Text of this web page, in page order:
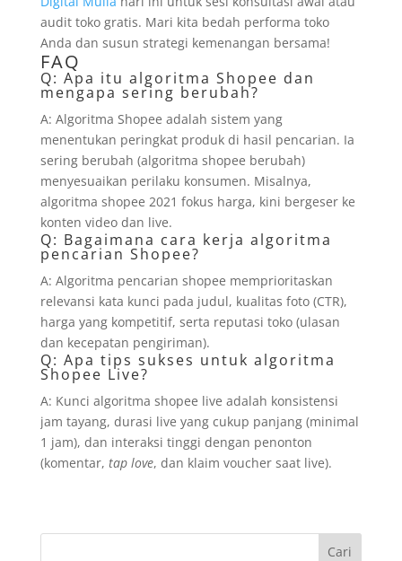
audit toko gratis. Mari kita bedah performa toko
Anda dan susun strategi kemenangan bersama!
FAQ
Q: Apa itu algoritma Shopee dan
mengapa sering berubah?
A: Algoritma Shopee adalah sistem yang
menentukan peringkat produk di hasil pencarian. Ia
sering berubah (algoritma shopee berubah)
menyesuaikan perilaku konsumen. Misalnya,
algoritma shopee 2021 fokus harga, kini bergeser ke
konten video dan live.
Q: Bagaimana cara kerja algoritma
pencarian Shopee?
A: Algoritma pencarian shopee memprioritaskan
relevansi kata kunci pada judul, kualitas foto (CTR),
harga yang kompetitif, serta reputasi toko (ulasan
dan kecepatan pengiriman).
Q: Apa tips sukses untuk algoritma
Shopee Live?
A: Kunci algoritma shopee live adalah konsistensi
jam tayang, durasi live yang cukup panjang (minimal
1 jam), dan interaksi tinggi dengan penonton
(komentar, tap love, dan klaim voucher saat live).
Cari